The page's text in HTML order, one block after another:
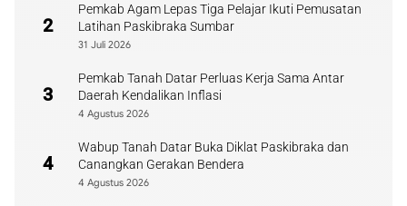
2
Pemkab Agam Lepas Tiga Pelajar Ikuti Pemusatan
Latihan Paskibraka Sumbar
31 Juli 2026
3
Pemkab Tanah Datar Perluas Kerja Sama Antar
Daerah Kendalikan Inflasi
4 Agustus 2026
4
Wabup Tanah Datar Buka Diklat Paskibraka dan
Canangkan Gerakan Bendera
4 Agustus 2026